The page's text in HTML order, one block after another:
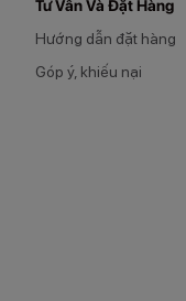
Tư Vấn Và Đặt Hàng
Hướng dẫn đặt hàng
Góp ý, khiếu nại